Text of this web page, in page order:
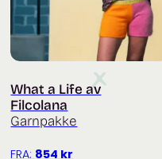
What a Life av
Filcolana
Garnpakke
FRA: 854 kr